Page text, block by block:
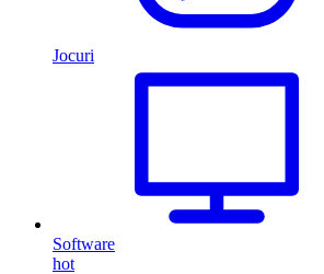
Jocuri
Software
hot